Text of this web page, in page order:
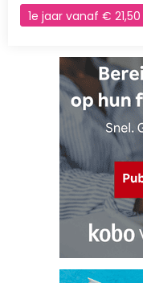
1e jaar vanaf € 21,50